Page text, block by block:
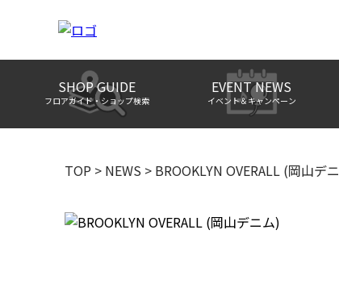
SHOP GUIDE
フロアガイド・ショップ検索
EVENT NEWS
イベント＆キャンペーン
TOP > NEWS > BROOKLYN OVERALL (岡山デ